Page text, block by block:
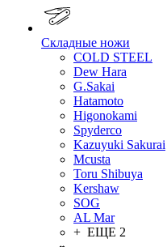
Складные ножи
COLD STEEL
Dew Hara
G.Sakai
Hatamoto
Higonokami
Spyderco
Kazuyuki Sakurai
Mcusta
Toru Shibuya
Kershaw
SOG
AL Mar
+ ЕЩЕ 2